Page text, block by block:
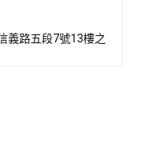
義路五段7號13樓之